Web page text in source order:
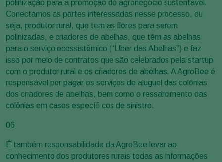
polinização para a promoção do agronegócio sustentável.
Conectamos as partes interessadas nesse processo, ou
seja, produtor rural, que tem as flores para serem
polinizadas, e criadores de abelhas, que têm as abelhas
para o serviço ecossistêmico (“Uber das Abelhas”) e faz
isso por meio de contratos que são celebrados pela startup
com o produtor rural e os criadores de abelhas. A AgroBee é
responsável por pagar os serviços de aluguel das colônias
dos criadores de abelhas, bem como o ressarcimento das
colônias em casos específi cos de sinistro.
06
É também responsabilidade da AgroBee levar ao
conhecimento dos produtores rurais todas as informações